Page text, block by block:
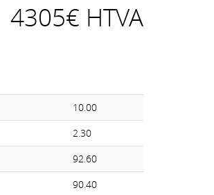
4305€ HTVA
10.00
2.30
92.60
90.40